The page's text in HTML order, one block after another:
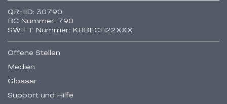
QR-IID: 30790
BC Nummer: 790
SWIFT Nummer: KBBECH22XXX
Offene Stellen
Medien
Glossar
Support und Hilfe